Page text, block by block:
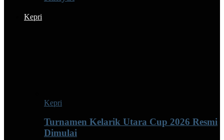
Kepri
Kepri
Turnamen Kelarik Utara Cup 2026 Resmi
Dimulai